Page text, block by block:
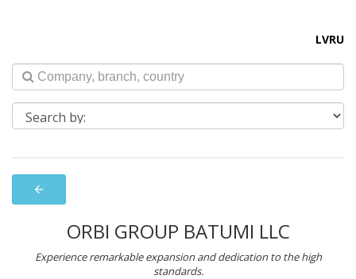
LVRU
arrow_back
ORBI GROUP BATUMI LLC
Experience remarkable expansion and dedication to the high
standards.